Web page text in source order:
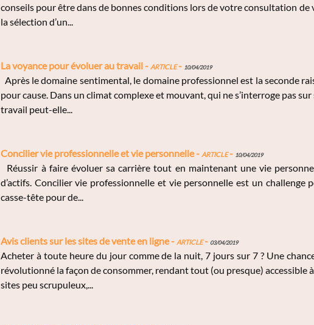
conseils pour être dans de bonnes conditions lors de votre consultation
la sélection d’un...
La voyance pour évoluer au travail -Article- 10/04/2019
Après le domaine sentimental, le domaine professionnel est la seconde
pour cause. Dans un climat complexe et mouvant, qui ne s’interroge pas
travail peut-elle...
Concilier vie professionnelle et vie personnelle -Article- 10/04/2019
Réussir à faire évoluer sa carrière tout en maintenant une vie
d’actifs. Concilier vie professionnelle et vie personnelle est un challenge
casse-tête pour de...
Avis clients sur les sites de vente en ligne -Article- 03/04/2019
Acheter à toute heure du jour comme de la nuit, 7 jours sur 7 ? Une
révolutionné la façon de consommer, rendant tout (ou presque)
sites peu scrupuleux,...